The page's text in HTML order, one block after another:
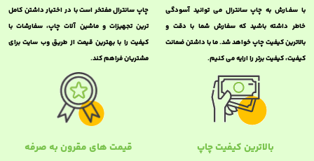
با سفـارش به چاپ سانترال می توانید آسودگی
خاطر داشته باشید که سفارش شما با دقت و
بالاترین کیفیت چاپ خواهد شد. ما با داشتن ضمانت
کیفیت، کیفیت برتر را ارایه می کنیم.
چاپ سانترال مفتخر است با در اختیار داشتن کامل
ترین تجهیزات و ماشین آلات چاپ، سفارشات با
کیفیت را با بهترین قیمت از طریق وب سایت برای
مشتریان فراهم کند.
بالاترین کیفیت چاپ قیمت های مقرون به صرفه